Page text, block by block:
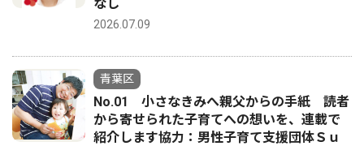
なし
2026.07.09
青葉区
No.01 小さなきみへ親父からの手紙 読者
から寄せられた子育てへの想いを、連載で
紹介します協力：男性子育て支援団体Ｓｕ